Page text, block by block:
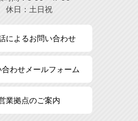
休日：土日祝
によるお問い合わせ
合わせメールフォーム
業拠点のご案内